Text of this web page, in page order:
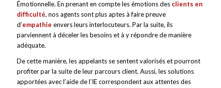
Émotionnelle. En prenant en compte les émotions des clients en
difficulté, nos agents sont plus aptes à faire preuve
d’empathie envers leurs interlocuteurs. Par la suite, ils
parviennent à déceler les besoins et à y répondre de manière
adéquate.
De cette manière, les appelants se sentent valorisés et pourront
profiter par la suite de leur parcours client. Aussi, les solutions
apportées avec l’aide de l’IE correspondent aux attentes des